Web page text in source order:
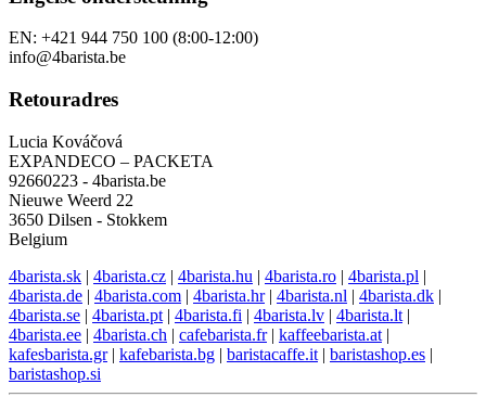
EN: +421 944 750 100 (8:00-12:00)
info@4barista.be
Retouradres
Lucia Kováčová
EXPANDECO – PACKETA
92660223 - 4barista.be
Nieuwe Weerd 22
3650 Dilsen - Stokkem
Belgium
4barista.sk | 4barista.cz | 4barista.hu | 4barista.ro | 4barista.pl |
4barista.de | 4barista.com | 4barista.hr| 4barista.nl | 4barista.dk |
4barista.se | 4barista.pt | 4barista.fi | 4barista.lv | 4barista.lt |
4barista.ee | 4barista.ch | cafebarista.fr| kaffeebarista.at |
kafesbarista.gr| kafebarista.bg | baristacaffe.it | baristashop.es |
baristashop.si